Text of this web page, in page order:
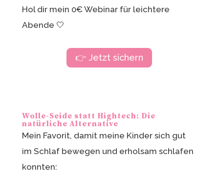
Hol dir mein 0€ Webinar für leichtere
Abende 🤍
👉 Jetzt sichern
Wolle-Seide statt Hightech: Die
natürliche Alternative
Mein Favorit, damit meine Kinder sich gut
im Schlaf bewegen und erholsam schlafen
konnten: